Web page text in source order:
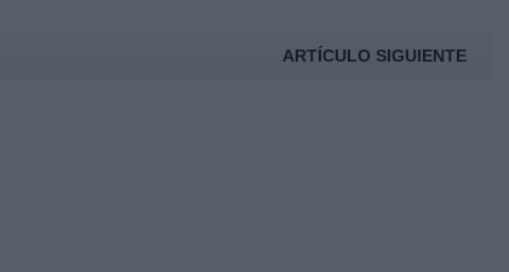
ARTÍCULO SIGUIENTE